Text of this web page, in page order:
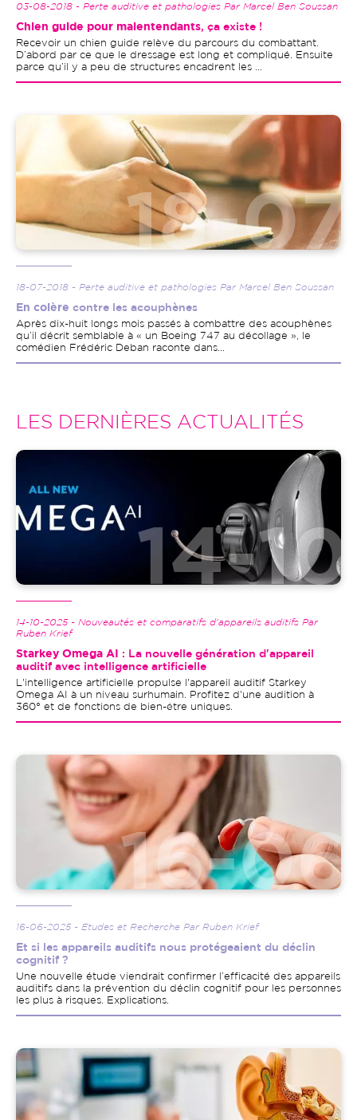
03-08-2018 - Perte auditive et pathologies Par Marcel Ben Soussan
Chien guide pour malentendants, ça existe !
Recevoir un chien guide relève du parcours du combattant.
D’abord par ce que le dressage est long et compliqué. Ensuite
parce qu’il y a peu de structures encadrent les ...
18-07-2018 - Perte auditive et pathologies Par Marcel Ben Soussan
En colère contre les acouphènes
Après dix-huit longs mois passés à combattre des acouphènes
qu’il décrit semblable à « un Boeing 747 au décollage », le
comédien Frédéric Deban raconte dans...
LES DERNIÈRES ACTUALITÉS
Image
14-10-2025 - Nouveautés et comparatifs d'appareils auditifs Par
Ruben Krief
Starkey Omega AI
: La nouvelle génération d'appareil
auditif avec intelligence artificielle
L'intelligence artificielle propulse l'appareil auditif Starkey
Omega AI à un niveau surhumain. Profitez d'une audition à
360° et de fonctions de bien-être uniques.
Image
16-06-2025 - Etudes et Recherche Par Ruben Krief
Et si les appareils auditifs nous protégeaient du déclin
cognitif ?
Une nouvelle étude viendrait confirmer l’efficacité des appareils
auditifs dans la prévention du déclin cognitif pour les personnes
les plus à risques. Explications.
Image